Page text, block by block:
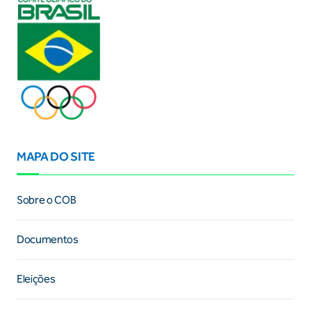
MAPA DO SITE
Sobre o COB
Documentos
Eleições